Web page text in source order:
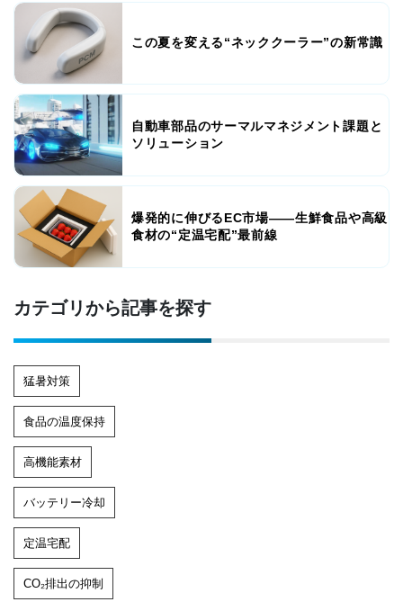
この夏を変える“ネッククーラー”の新常識
自動車部品のサーマルマネジメント課題と
ソリューション
爆発的に伸びるEC市場――生鮮食品や高級
食材の“定温宅配”最前線
カテゴリから記事を探す
猛暑対策
食品の温度保持
高機能素材
バッテリー冷却
定温宅配
CO₂排出の抑制